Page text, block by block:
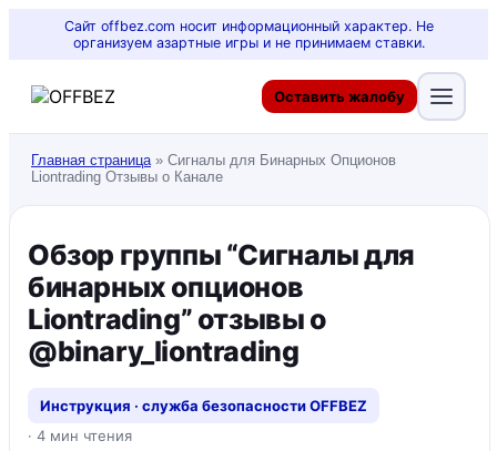
Сайт offbez.com носит информационный характер. Не
организуем азартные игры и не принимаем ставки.
Оставить жалобу
Главная страница» Сигналы для Бинарных Опционов
Liontrading Отзывы о Канале
Обзор группы “Сигналы для
бинарных опционов
Liontrading” отзывы о
@binary_liontrading
Инструкция · служба безопасности OFFBEZ
· 4 мин чтения